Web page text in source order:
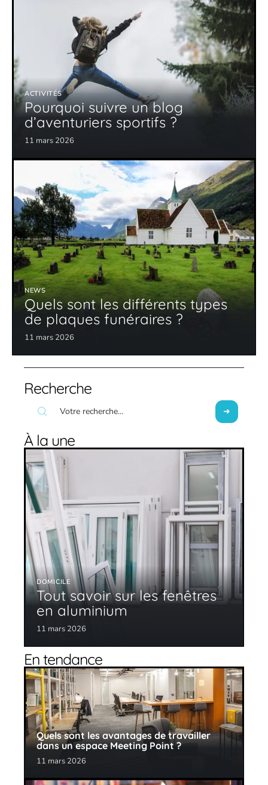
ACTIVITÉS
Pourquoi suivre un blog
d’aventuriers sportifs ?
11 mars 2026
NEWS
Quels sont les différents types
de plaques funéraires ?
11 mars 2026
Recherche
À la une
DOMICILE
Tout savoir sur les fenêtres
en aluminium
11 mars 2026
En tendance
Quels sont les avantages de travailler
dans un espace Meeting Point ?
11 mars 2026